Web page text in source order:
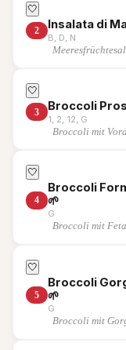
🤍
2 Insalata di
B, D, N
🤍
3 Broccoli
1, 2, 12, G
Broccoli mit
🤍
4
Broccoli
🌱
G
Broccoli mit
🤍
5
Broccoli
🌱
G
Broccoli mit